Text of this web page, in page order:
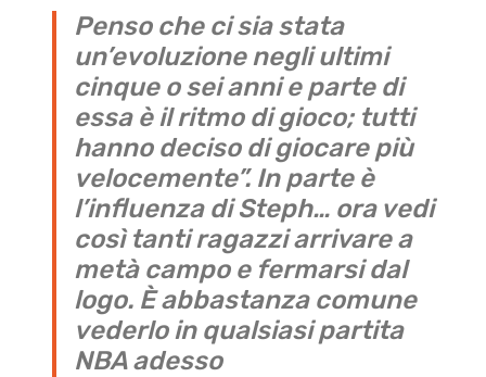
Penso che ci sia stata
un’evoluzione negli ultimi
cinque o sei anni e parte di
essa è il ritmo di gioco; tutti
hanno deciso di giocare più
velocemente”. In parte è
l’influenza di Steph… ora vedi
così tanti ragazzi arrivare a
metà campo e fermarsi dal
logo. È abbastanza comune
vederlo in qualsiasi partita
NBA adesso